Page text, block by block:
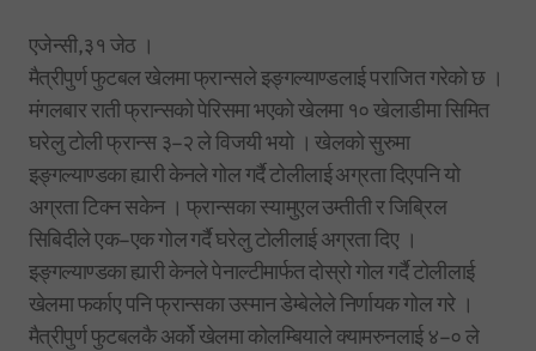
एजेन्सी,३१ जेठ ।
मैत्रीपुर्ण फुटबल खेलमा फ्रान्सले इङ्गल्याण्डलाई पराजित गरेको छ ।
मंगलबार राती फ्रान्सको पेरिसमा भएको खेलमा १० खेलाडीमा सिमित
घरेलु टोली फ्रान्स ३–२ ले विजयी भयो । खेलको सुरुमा
इङ्गल्याण्डका ह्यारी केनले गोल गर्दै टोलीलाई अग्रता दिएपनि यो
अग्रता टिक्न सकेन । फ्रान्सका स्यामुएल उम्तीती र जिब्रिल
सिबिदीले एक–एक गोल गर्दै घरेलु टोलीलाई अग्रता दिए ।
इङ्गल्याण्डका ह्यारी केनले पेनाल्टीमार्फत दोस्रो गोल गर्दै टोलीलाई
खेलमा फर्काए पनि फ्रान्सका उस्मान डेम्बेलेले निर्णायक गोल गरे ।
मैत्रीपुर्ण फुटबलकै अर्को खेलमा कोलम्बियाले क्यामरुनलाई ४–० ले